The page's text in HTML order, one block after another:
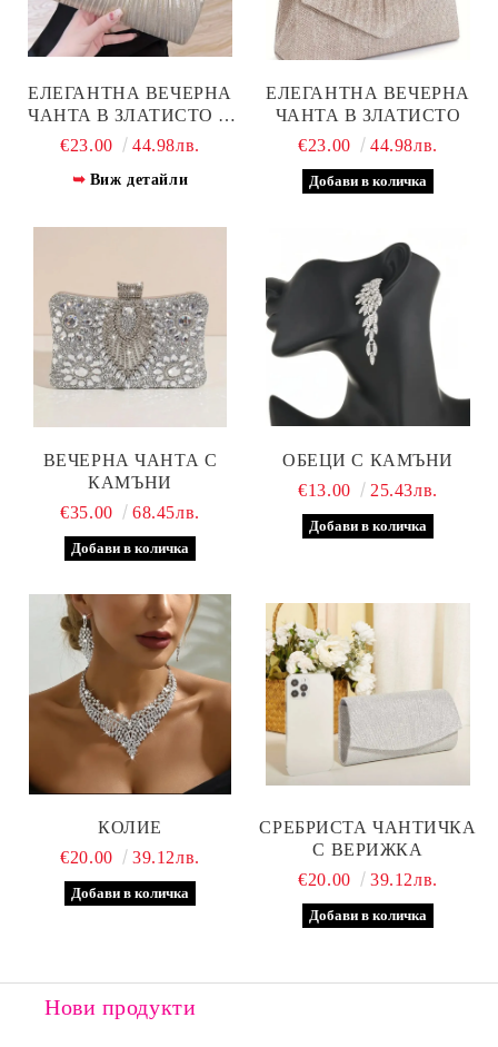
ЕЛЕГАНТНА ВЕЧЕРНА
ЧАНТА В ЗЛАТИСТО И
СРЕБРИСТО
€23.00 44.98лв.
Виж детайли
ЕЛЕГАНТНА ВЕЧЕРНА
ЧАНТА В ЗЛАТИСТО
€23.00
44.98лв.
ВЕЧЕРНА ЧАНТА С
КАМЪНИ
€35.00
68.45лв.
ОБЕЦИ С КАМЪНИ
€13.00
25.43лв.
КОЛИЕ
€20.00
39.12лв.
СРЕБРИСТА ЧАНТИЧКА
С ВЕРИЖКА
€20.00
39.12лв.
Нови продукти